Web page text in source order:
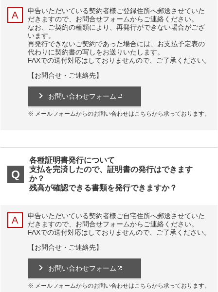
申告いただいている契約者様ご登録住所へ郵送させていた
だきますので、お問合せフォームからご連絡ください。
なお、ご契約の種類により、再発行ができない場合がござ
います。
再発行できないご契約であった場合には、お支払予定表の
代わりに契約書の写しをお送りいたします。
FAXでの送付対応はしておりませんので、ご了承ください。
【お問合せ・ご連絡先】
お問い合わせフォーム
メールフォームからのお問い合わせはこちらから承っております。
各種証明書発行について
支払を完済したので、証明書の発行はできます
か？
残高が確認できる書類を発行できますか？
申告いただいている契約者様ご自宅住所へ郵送させていた
だきますので、お問合せフォームからご連絡ください。
FAXでの送付対応はしておりませんので、ご了承ください。
【お問合せ・ご連絡先】
お問い合わせフォーム
メールフォームからのお問い合わせはこちらから承っております。